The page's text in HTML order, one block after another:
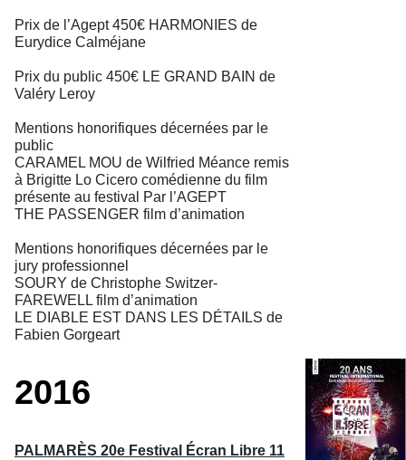
Prix de l’Agept 450€ HARMONIES de
Eurydice Calméjane
Prix du public 450€ LE GRAND BAIN de
Valéry Leroy
Mentions honorifiques décernées par le
public
CARAMEL MOU de Wilfried Méance remis
à Brigitte Lo Cicero comédienne du film
présente au festival Par l’AGEPT
THE PASSENGER film d’animation
Mentions honorifiques décernées par le
jury professionnel
SOURY de Christophe Switzer-
FAREWELL film d’animation
LE DIABLE EST DANS LES DÉTAILS de
Fabien Gorgeart
2016
PALMARÈS 20e Festival Écran Libre 11